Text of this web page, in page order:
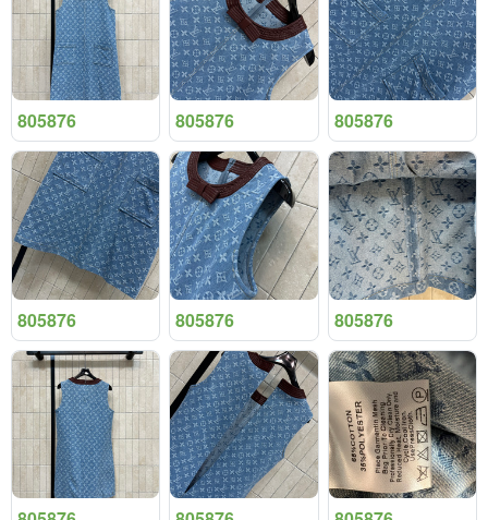
805876 805876 805876
805876 805876 805876